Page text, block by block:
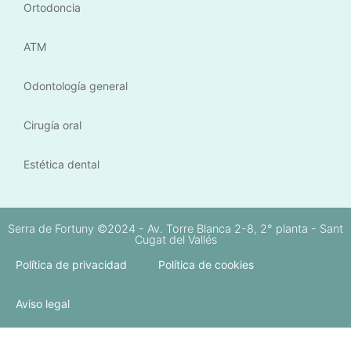
Ortodoncia
ATM
Odontología general
Cirugía oral
Estética dental
Serra de Fortuny ©2024 - Av. Torre Blanca 2-8, 2° planta - Sant
Cugat del Vallés
Política de privacidad
Política de cookies
Aviso legal